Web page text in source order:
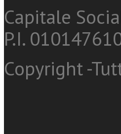
Capitale
P.I.
Copyright -